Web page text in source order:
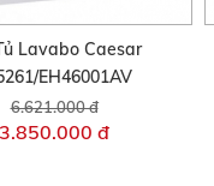
Lavabo Caesar
EH46001AV
6.621.000 đ
3.850.000 đ